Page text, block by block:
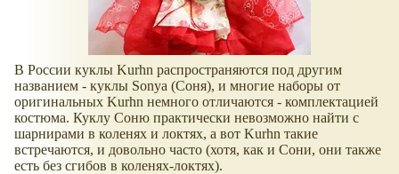
В России куклы Kurhn распространяются под другим
названием - куклы Sonya (Соня), и многие наборы от
оригинальных Kurhn немного отличаются - комплектацией
костюма. Куклу Соню практически невозможно найти с
шарнирами в коленях и локтях, а вот Kurhn такие
встречаются, и довольно часто (хотя, как и Сони, они также
есть без сгибов в коленях-локтях).